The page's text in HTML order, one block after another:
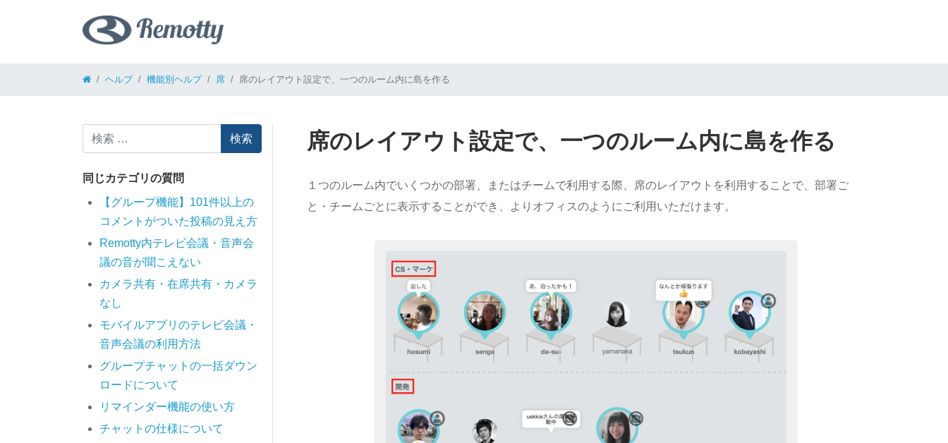
ヘルプ 機能別ヘルプ 席 席のレイアウト設定で、一つのルーム内に島を作る
検索
同じカテゴリの質問
【グループ機能】101件以上の
コメントがついた投稿の見え方
Remotty内テレビ会議・音声会
議の音が聞こえない
カメラ共有・在席共有・カメラ
なし
モバイルアプリのテレビ会議・
音声会議の利用方法
グループチャットの一括ダウン
ロードについて
リマインダー機能の使い方
チャットの仕様について
席のレイアウト設定で、一つのルーム内に島を作る
１つのルーム内でいくつかの部署、またはチームで利用する際、席のレイアウトを利用することで、部署ご
と・チームごとに表示することができ、よりオフィスのようにご利用いただけます。